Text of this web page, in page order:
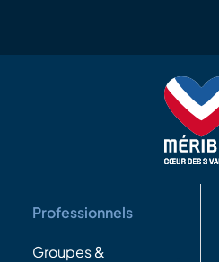
Professionnels
Groupes &